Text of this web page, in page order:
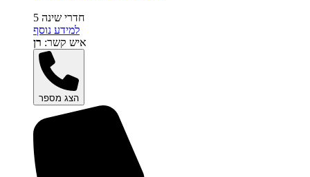
5 חדרי שינה
למידע נוסף
איש קשר: רן
הצג מספר